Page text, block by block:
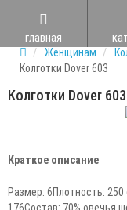
главная
Женщинам
Колготки Dover 603
Колготки Dover 603
Краткое описание
Размер: 6Плотность: